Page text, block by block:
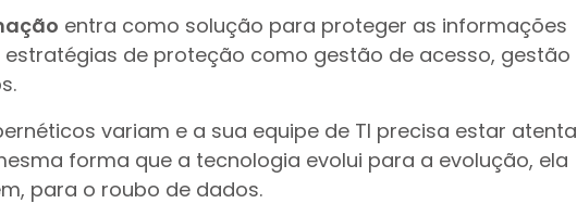
entra como solução para proteger as informações
de proteção como gestão de acesso, gestão
variam e a sua equipe de TI precisa estar atenta
forma que a tecnologia evolui para a evolução, ela
para o roubo de dados.